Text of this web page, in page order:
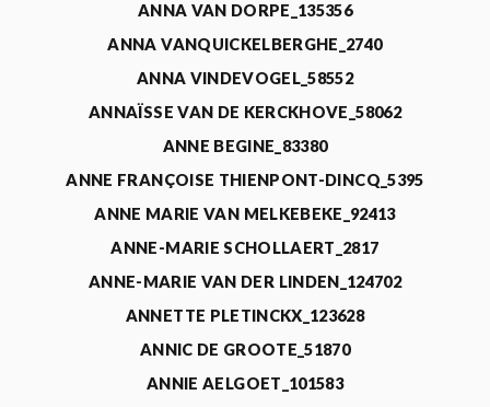
ANNA VAN DORPE_135356
ANNA VANQUICKELBERGHE_2740
ANNA VINDEVOGEL_58552
ANNAÏSSE VAN DE KERCKHOVE_58062
ANNE BEGINE_83380
ANNE FRANÇOISE THIENPONT-DINCQ_5395
ANNE MARIE VAN MELKEBEKE_92413
ANNE-MARIE SCHOLLAERT_2817
ANNE-MARIE VAN DER LINDEN_124702
ANNETTE PLETINCKX_123628
ANNIC DE GROOTE_51870
ANNIE AELGOET_101583